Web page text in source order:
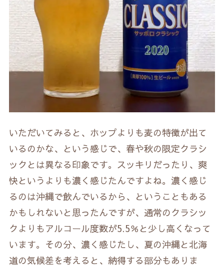
いただいてみると、ホップよりも麦の特徴が出て
いるのかな、という感じで、春や秋の限定クラシ
ックとは異なる印象です。スッキリだったり、爽
快というよりも濃く感じたんですよね。濃く感じ
るのは沖縄で飲んでいるから、ということもある
かもしれないと思ったんですが、通常のクラシッ
クよりもアルコール度数が5.5％と少し高くなって
います。その分、濃く感じたし、夏の沖縄と北海
道の気候差を考えると、納得する部分もありま